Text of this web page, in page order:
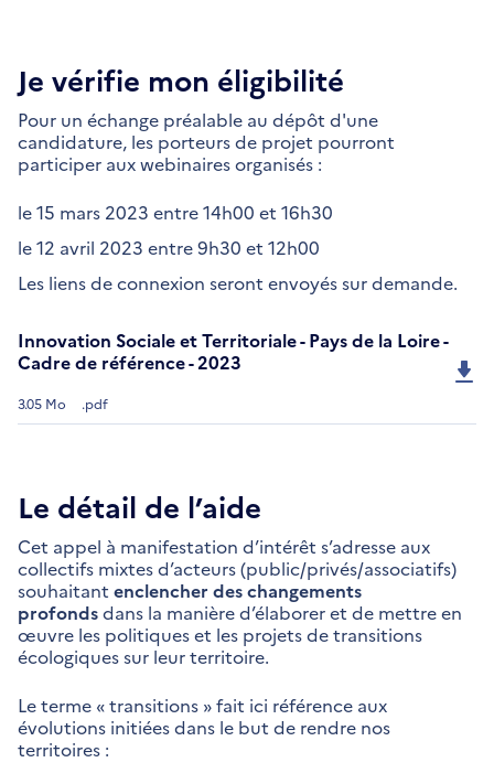
Je vérifie mon éligibilité
Pour un échange préalable au dépôt d'une
candidature, les porteurs de projet pourront
participer aux webinaires organisés :
le 15 mars 2023 entre 14h00 et 16h30
le 12 avril 2023 entre 9h30 et 12h00
Les liens de connexion seront envoyés sur demande.
Innovation Sociale et Territoriale - Pays de la Loire -
Cadre de référence - 2023
3.05 Mo .pdf
Le détail de l’aide
Cet appel à manifestation d’intérêt s’adresse aux
collectifs mixtes d’acteurs (public/privés/associatifs)
souhaitant enclencher des changements
profondsdans la manière d’élaborer et de mettre en
œuvre les politiques et les projets de transitions
écologiques sur leur territoire.
Le terme « transitions » fait ici référence aux
évolutions initiées dans le but de rendre nos
territoires :